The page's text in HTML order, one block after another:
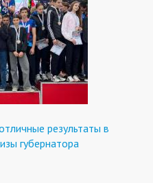
результаты в
губернатора